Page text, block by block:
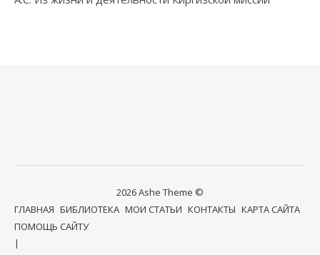
2026 Ashe Theme ©
ГЛАВНАЯ БИБЛИОТЕКА МОИ СТАТЬИ КОНТАКТЫ КАРТА САЙТА
ПОМОЩЬ САЙТУ